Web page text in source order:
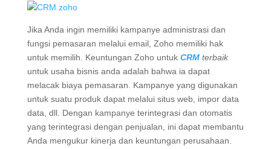
Jika Anda ingin memiliki kampanye administrasi dan
fungsi pemasaran melalui email, Zoho memiliki hak
untuk memilih. Keuntungan Zoho untuk CRMterbaik
untuk usaha bisnis anda adalah bahwa ia dapat
melacak biaya pemasaran. Kampanye yang digunakan
untuk suatu produk dapat melalui situs web, impor data
data, dll. Dengan kampanye terintegrasi dan otomatis
yang terintegrasi dengan penjualan, ini dapat membantu
Anda mengukur kinerja dan keuntungan perusahaan.